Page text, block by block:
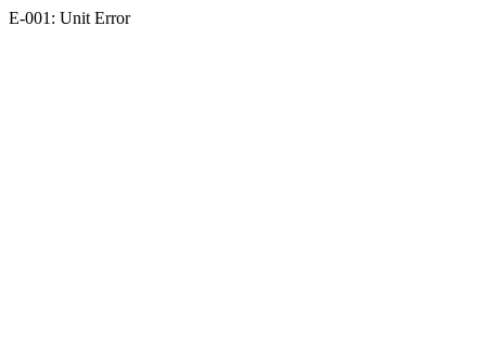
E-001: Unit Error